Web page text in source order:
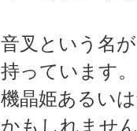
音叉という名
持っています。
機晶姫あるい
かもしれません